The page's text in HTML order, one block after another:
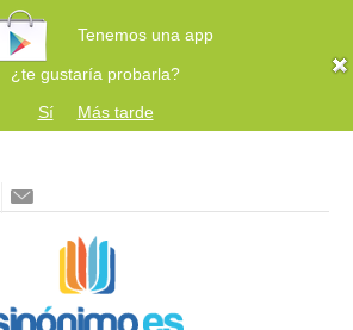
Tenemos una app
¿te gustaría probarla?
Sí
Más tarde